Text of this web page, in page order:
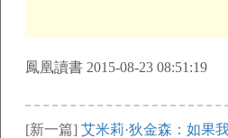
鳳凰讀書 2015-08-23 08:51:19
[新一篇] 艾米莉·狄金森：如果